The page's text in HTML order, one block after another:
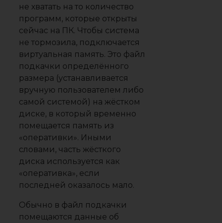
не хватать на то количество
программ, которые открыты
сейчас на ПК. Чтобы система
не тормозила, подключается
виртуальная память. Это файл
подкачки определённого
размера (устанавливается
вручную пользователем либо
самой системой) на жёстком
диске, в который временно
помещается память из
«оперативки». Иными
словами, часть жёсткого
диска используется как
«оперативка», если
последней оказалось мало.
Обычно в файл подкачки
помещаются данные об